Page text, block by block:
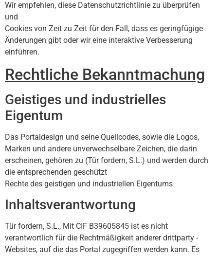
Wir empfehlen, diese Datenschutzrichtlinie zu überprüfen
und
Cookies von Zeit zu Zeit für den Fall, dass es geringfügige
Änderungen gibt oder wir eine interaktive Verbesserung
einführen.
Rechtliche Bekanntmachung
Geistiges und industrielles
Eigentum
Das Portaldesign und seine Quellcodes, sowie die Logos,
Marken und andere unverwechselbare Zeichen, die darin
erscheinen, gehören zu (Tür fordern, S.L.) und werden durch
die entsprechenden geschützt
Rechte des geistigen und industriellen Eigentums
Inhaltsverantwortung
Tür fordern, S.L., Mit CIF B39605845 ist es nicht
verantwortlich für die Rechtmäßigkeit anderer drittparty -
Websites, auf die das Portal zugegriffen werden kann. Es